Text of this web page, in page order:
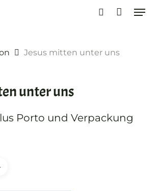
Jesus mitten unter uns
unter uns
Porto und Verpackung